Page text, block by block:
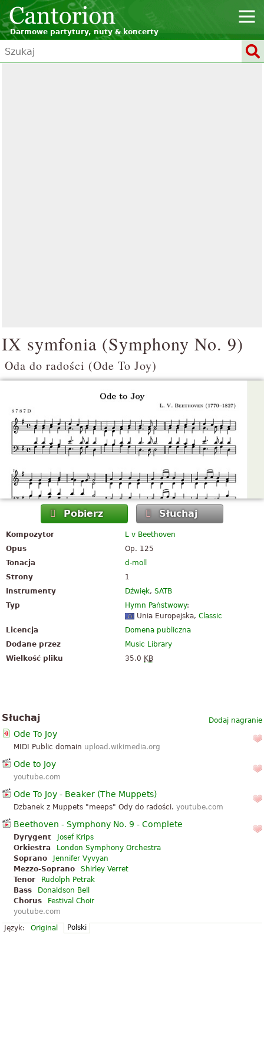
Darmowe partytury, nuty & koncerty
IX symfonia (Symphony No. 9)
Oda do radości (Ode To Joy)
Pobierz Słuchaj
Kompozytor
L v Beethoven
Opus
Op. 125
Tonacja
d-moll
Strony
1
Instrumenty
Dźwięk,SATB
Typ
Hymn Państwowy:
Unia Europejska,Classic
Licencja
Domena publiczna
Dodane przez
Music Library
Wielkość pliku
35.0 KB
Dodaj nagranie
Słuchaj
Ode To Joy
MIDI Public domain upload.wikimedia.org
Ode to Joy
youtube.com
Ode To Joy - Beaker (The Muppets)
Dzbanek z Muppets "meeps" Ody do radości. youtube.com
Beethoven - Symphony No. 9 - Complete
Dyrygent
Josef Krips
Orkiestra
London Symphony Orchestra
Soprano
Jennifer Vyvyan
Mezzo-Soprano
Shirley Verret
Tenor
Rudolph Petrak
Bass
Donaldson Bell
Chorus
Festival Choir
youtube.com
Język:
Original Polski